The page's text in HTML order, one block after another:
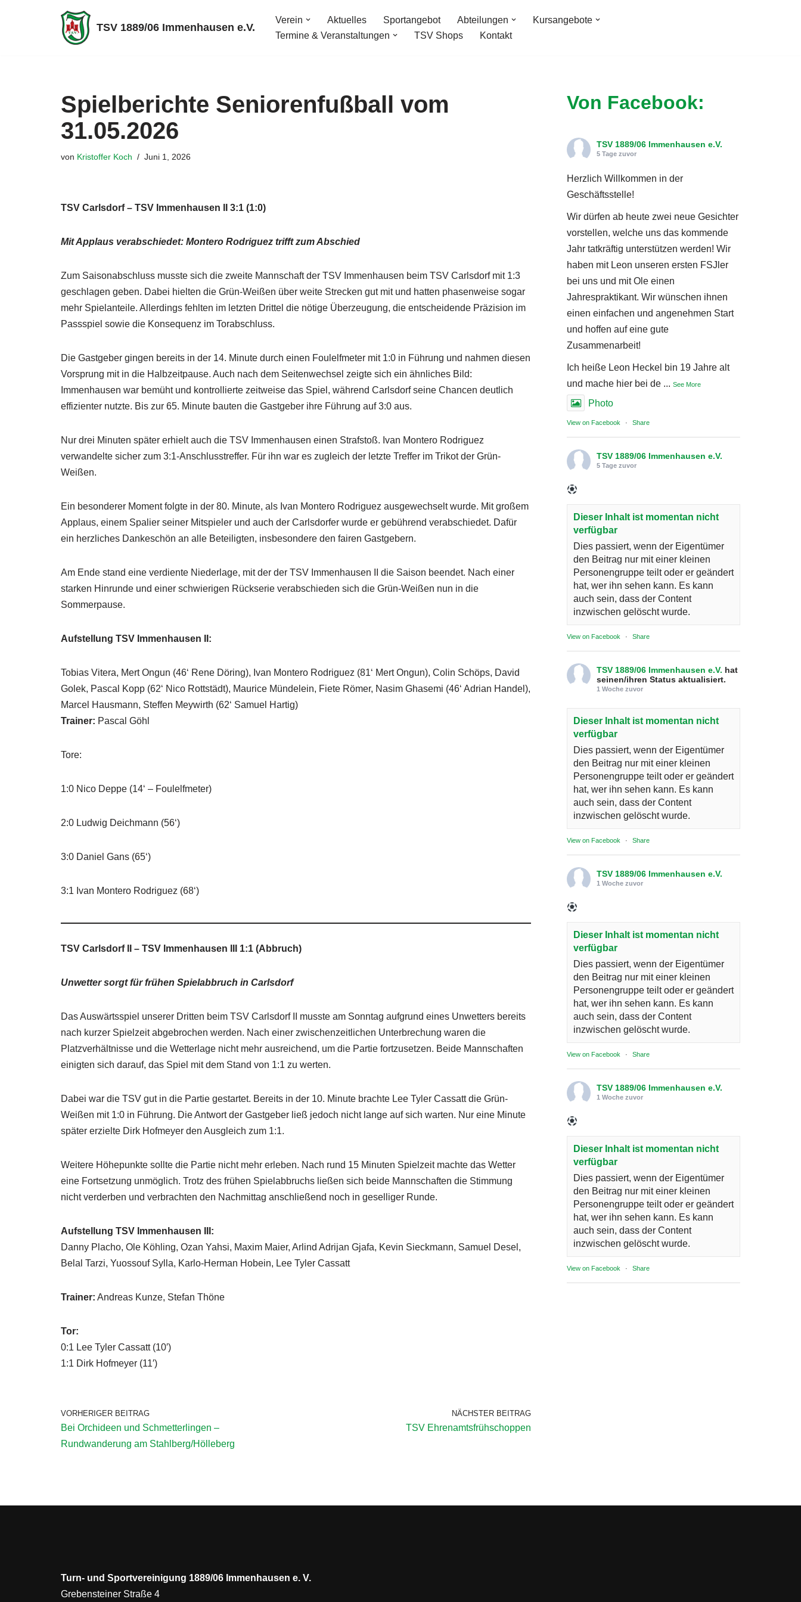
TSV 1889/06 Immenhausen e.V.
Verein Aktuelles Sportangebot Abteilungen
Kursangebote
Termine & Veranstaltungen
TSV Shops Kontakt
Spielberichte Seniorenfußball vom
31.05.2026
von Kristoffer Koch Juni 1, 2026
TSV Carlsdorf – TSV Immenhausen II 3:1 (1:0)
Mit Applaus verabschiedet: Montero Rodriguez trifft zum Abschied
Zum Saisonabschluss musste sich die zweite Mannschaft der TSV Immenhausen beim TSV Carlsdorf mit 1:3
geschlagen geben. Dabei hielten die Grün-Weißen über weite Strecken gut mit und hatten phasenweise sogar
mehr Spielanteile. Allerdings fehlten im letzten Drittel die nötige Überzeugung, die entscheidende Präzision im
Passspiel sowie die Konsequenz im Torabschluss.
Die Gastgeber gingen bereits in der 14. Minute durch einen Foulelfmeter mit 1:0 in Führung und nahmen diesen
Vorsprung mit in die Halbzeitpause. Auch nach dem Seitenwechsel zeigte sich ein ähnliches Bild:
Immenhausen war bemüht und kontrollierte zeitweise das Spiel, während Carlsdorf seine Chancen deutlich
effizienter nutzte. Bis zur 65. Minute bauten die Gastgeber ihre Führung auf 3:0 aus.
Nur drei Minuten später erhielt auch die TSV Immenhausen einen Strafstoß. Ivan Montero Rodriguez
verwandelte sicher zum 3:1-Anschlusstreffer. Für ihn war es zugleich der letzte Treffer im Trikot der Grün-
Weißen.
Ein besonderer Moment folgte in der 80. Minute, als Ivan Montero Rodriguez ausgewechselt wurde. Mit großem
Applaus, einem Spalier seiner Mitspieler und auch der Carlsdorfer wurde er gebührend verabschiedet. Dafür
ein herzliches Dankeschön an alle Beteiligten, insbesondere den fairen Gastgebern.
Am Ende stand eine verdiente Niederlage, mit der der TSV Immenhausen II die Saison beendet. Nach einer
starken Hinrunde und einer schwierigen Rückserie verabschieden sich die Grün-Weißen nun in die
Sommerpause.
Aufstellung TSV Immenhausen II:
Tobias Vitera, Mert Ongun (46‘ Rene Döring), Ivan Montero Rodriguez (81‘ Mert Ongun), Colin Schöps, David
Golek, Pascal Kopp (62‘ Nico Rottstädt), Maurice Mündelein, Fiete Römer, Nasim Ghasemi (46‘ Adrian Handel),
Marcel Hausmann, Steffen Meywirth (62‘ Samuel Hartig)
Trainer: Pascal Göhl
Tore:
1:0 Nico Deppe (14‘ – Foulelfmeter)
2:0 Ludwig Deichmann (56‘)
3:0 Daniel Gans (65‘)
3:1 Ivan Montero Rodriguez (68‘)
TSV Carlsdorf II – TSV Immenhausen III 1:1 (Abbruch)
Unwetter sorgt für frühen Spielabbruch in Carlsdorf
Das Auswärtsspiel unserer Dritten beim TSV Carlsdorf II musste am Sonntag aufgrund eines Unwetters bereits
nach kurzer Spielzeit abgebrochen werden. Nach einer zwischenzeitlichen Unterbrechung waren die
Platzverhältnisse und die Wetterlage nicht mehr ausreichend, um die Partie fortzusetzen. Beide Mannschaften
einigten sich darauf, das Spiel mit dem Stand von 1:1 zu werten.
Dabei war die TSV gut in die Partie gestartet. Bereits in der 10. Minute brachte Lee Tyler Cassatt die Grün-
Weißen mit 1:0 in Führung. Die Antwort der Gastgeber ließ jedoch nicht lange auf sich warten. Nur eine Minute
später erzielte Dirk Hofmeyer den Ausgleich zum 1:1.
Weitere Höhepunkte sollte die Partie nicht mehr erleben. Nach rund 15 Minuten Spielzeit machte das Wetter
eine Fortsetzung unmöglich. Trotz des frühen Spielabbruchs ließen sich beide Mannschaften die Stimmung
nicht verderben und verbrachten den Nachmittag anschließend noch in geselliger Runde.
Aufstellung TSV Immenhausen III:
Danny Placho, Ole Köhling, Ozan Yahsi, Maxim Maier, Arlind Adrijan Gjafa, Kevin Sieckmann, Samuel Desel,
Belal Tarzi, Yuossouf Sylla, Karlo-Herman Hobein, Lee Tyler Cassatt
Trainer: Andreas Kunze, Stefan Thöne
Tor:
0:1 Lee Tyler Cassatt (10′)
1:1 Dirk Hofmeyer (11′)
VORHERIGER BEITRAG
Bei Orchideen und Schmetterlingen –
Rundwanderung am Stahlberg/Hölleberg
NÄCHSTER BEITRAG
TSV Ehrenamtsfrühschoppen
Von Facebook:
TSV 1889/06 Immenhausen e.V.
5 Tage zuvor
Herzlich Willkommen in der
Geschäftsstelle!
Wir dürfen ab heute zwei neue Gesichter
vorstellen, welche uns das kommende
Jahr tatkräftig unterstützen werden! Wir
haben mit Leon unseren ersten FSJler
bei uns und mit Ole einen
Jahrespraktikant. Wir wünschen ihnen
einen einfachen und angenehmen Start
und hoffen auf eine gute
Zusammenarbeit!
Ich heiße Leon Heckel bin 19 Jahre alt
und mache hier bei de ... See More
Photo
View on Facebook · Share
TSV 1889/06 Immenhausen e.V.
5 Tage zuvor
Dieser Inhalt ist momentan nicht
verfügbar
Dies passiert, wenn der Eigentümer
den Beitrag nur mit einer kleinen
Personengruppe teilt oder er geändert
hat, wer ihn sehen kann. Es kann
auch sein, dass der Content
inzwischen gelöscht wurde.
View on Facebook · Share
TSV 1889/06 Immenhausen e.V. hat
seinen/ihren Status aktualisiert.
1 Woche zuvor
Dieser Inhalt ist momentan nicht
verfügbar
Dies passiert, wenn der Eigentümer
den Beitrag nur mit einer kleinen
Personengruppe teilt oder er geändert
hat, wer ihn sehen kann. Es kann
auch sein, dass der Content
inzwischen gelöscht wurde.
View on Facebook · Share
TSV 1889/06 Immenhausen e.V.
1 Woche zuvor
Dieser Inhalt ist momentan nicht
verfügbar
Dies passiert, wenn der Eigentümer
den Beitrag nur mit einer kleinen
Personengruppe teilt oder er geändert
hat, wer ihn sehen kann. Es kann
auch sein, dass der Content
inzwischen gelöscht wurde.
View on Facebook · Share
TSV 1889/06 Immenhausen e.V.
1 Woche zuvor
Dieser Inhalt ist momentan nicht
verfügbar
Dies passiert, wenn der Eigentümer
den Beitrag nur mit einer kleinen
Personengruppe teilt oder er geändert
hat, wer ihn sehen kann. Es kann
auch sein, dass der Content
inzwischen gelöscht wurde.
View on Facebook · Share
Turn- und Sportvereinigung 1889/06 Immenhausen e. V.
Grebensteiner Straße 4